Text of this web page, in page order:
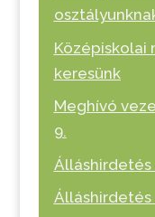
Középiskolai
keresünk
Meghívó
9.
Álláshirdetés